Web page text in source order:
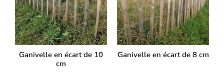
Ganivelle en écart de 10
cm
Ganivelle en écart de 8 cm